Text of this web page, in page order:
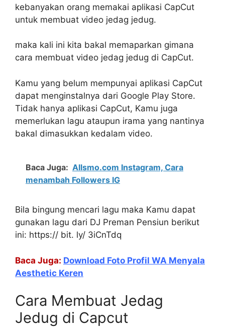
kebanyakan orang memakai aplikasi CapCut
untuk membuat video jedag jedug.
maka kali ini kita bakal memaparkan gimana
cara membuat video jedag jedug di CapCut.
Kamu yang belum mempunyai aplikasi CapCut
dapat menginstalnya dari Google Play Store.
Tidak hanya aplikasi CapCut, Kamu juga
memerlukan lagu ataupun irama yang nantinya
bakal dimasukkan kedalam video.
Baca Juga: Allsmo.com Instagram, Cara
menambah Followers IG
Bila bingung mencari lagu maka Kamu dapat
gunakan lagu dari DJ Preman Pensiun berikut
ini: https:// bit. ly/ 3iCnTdq
Baca Juga: Download Foto Profil WA Menyala
Aesthetic Keren
Cara Membuat Jedag
Jedug di Capcut